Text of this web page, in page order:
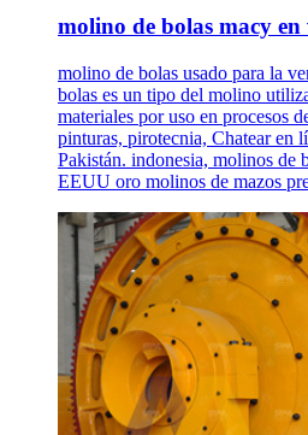
molino de bolas macy en
molino de bolas usado para la
bolas es un tipo del molino
materiales por uso en procesos
pinturas, pirotecnia, Chatear en
Pakistán. indonesia, molinos de
EEUU oro molinos de mazos